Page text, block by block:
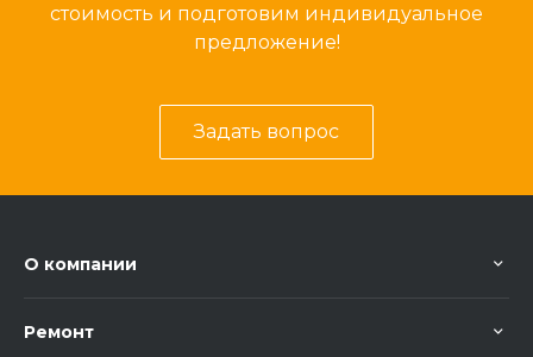
стоимость и подготовим индивидуальное
предложение!
Задать вопрос
О компании
Ремонт